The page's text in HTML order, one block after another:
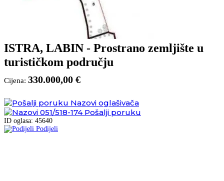
ISTRA, LABIN - Prostrano zemljište u
turističkom području
Cijena: 330.000,00 €
Nazovi oglašivača
051/518-174 Pošalji poruku
ID oglasa: 45640
Podijeli